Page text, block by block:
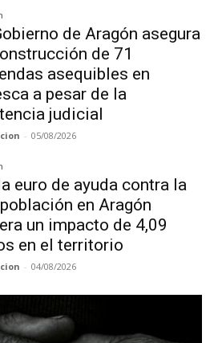
de Aragón asegura
de 71
asequibles en
a pesar de la
judicial
- 05/08/2026
euro de ayuda contra la
en Aragón
un impacto de 4,09
en el territorio
- 04/08/2026